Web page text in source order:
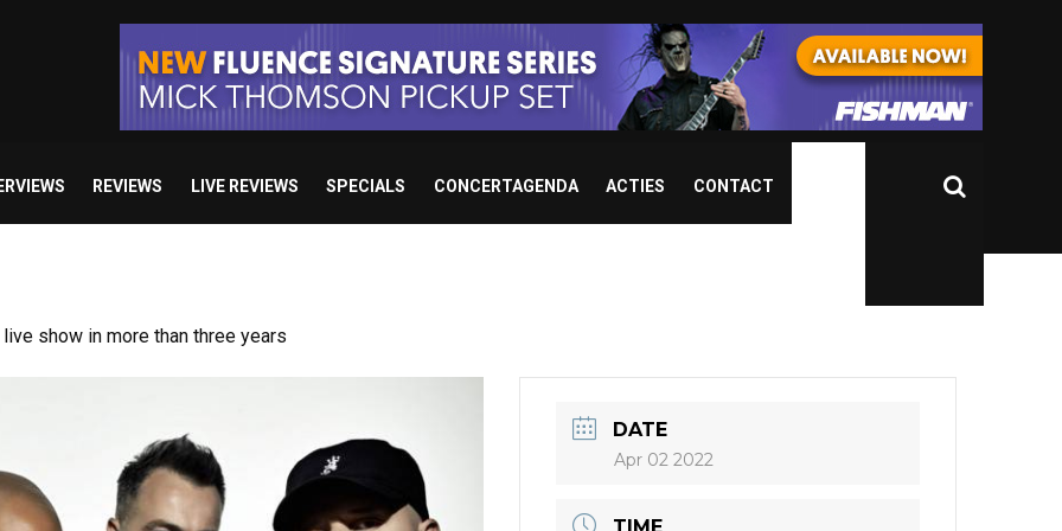
REVIEWS LIVE REVIEWS SPECIALS CONCERTAGENDA ACTIES CONTACT
live show in more than three years
DATE
Apr 02 2022